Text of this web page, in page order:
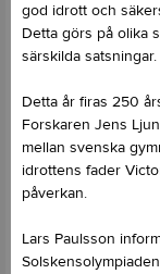
god idrott och
Detta görs på olika
särskilda satsningar.
Detta år firas 250
Forskaren Jens
mellan svenska
idrottens fader
påverkan.
Lars Paulsson